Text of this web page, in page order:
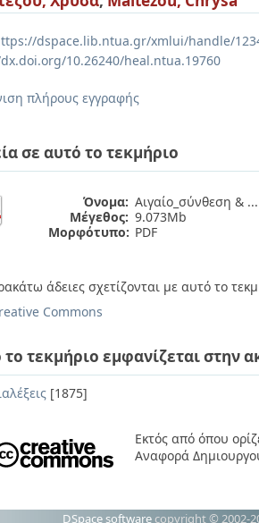
dspace.lib.ntua.gr/xmlui/handle/
10.26240/heal.ntua.19760
πλήρους εγγραφής
σε αυτό το τεκμήριο
Όνομα: Αιγαίο_σύνθεση & ...
Μέγεθος: 9.073Mb
Μορφότυπο: PDF
άδειες σχετίζονται με αυτό το
Commons
το τεκμήριο εμφανίζεται στην
[1875]
Εκτός από όπου
Αναφορά
DSpace software copyright © 2002-